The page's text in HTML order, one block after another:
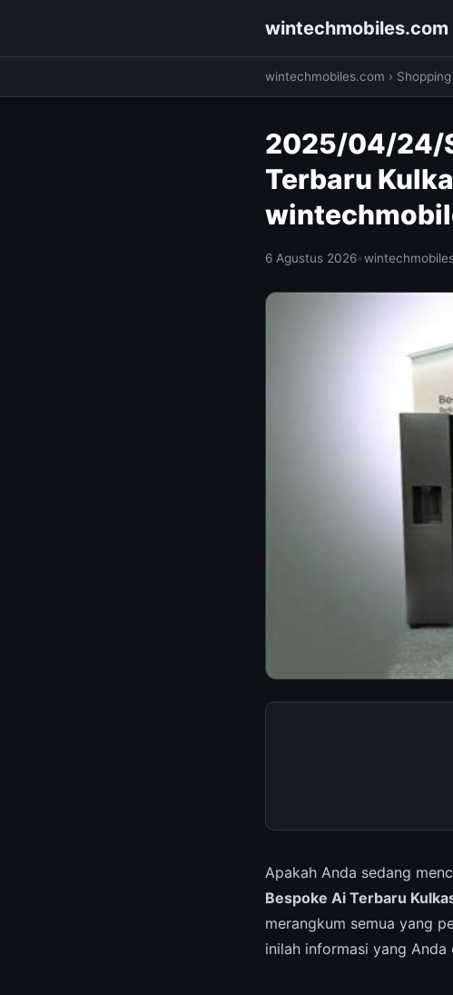
wintechmobiles.com
wintechmobiles.com › Shopping
2025/04/24/
Terbaru
6 Agustus 2026•
Apakah Anda sedang
Bespoke Ai Terbaru
merangkum semua yang
inilah informasi yang Anda